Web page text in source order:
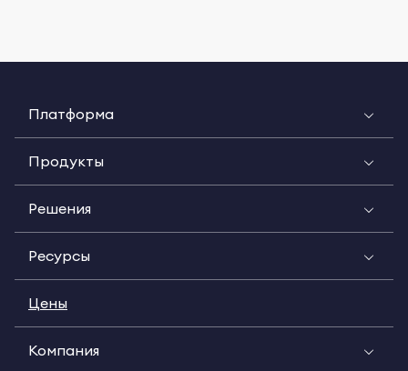
Платформа
Продукты
Решения
Ресурсы
Цены
Компания